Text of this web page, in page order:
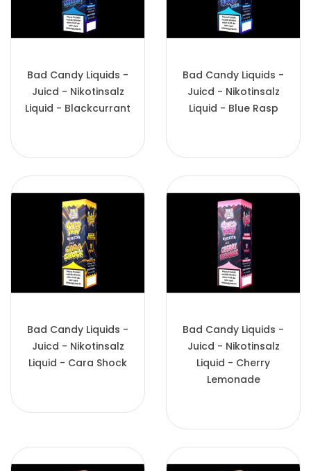
Bad Candy Liquids -
Juicd - Nikotinsalz
Liquid - Blackcurrant
Bad Candy Liquids -
Juicd - Nikotinsalz
Liquid - Blue Rasp
Bad Candy Liquids -
Juicd - Nikotinsalz
Liquid - Cara Shock
Bad Candy Liquids -
Juicd - Nikotinsalz
Liquid - Cherry
Lemonade